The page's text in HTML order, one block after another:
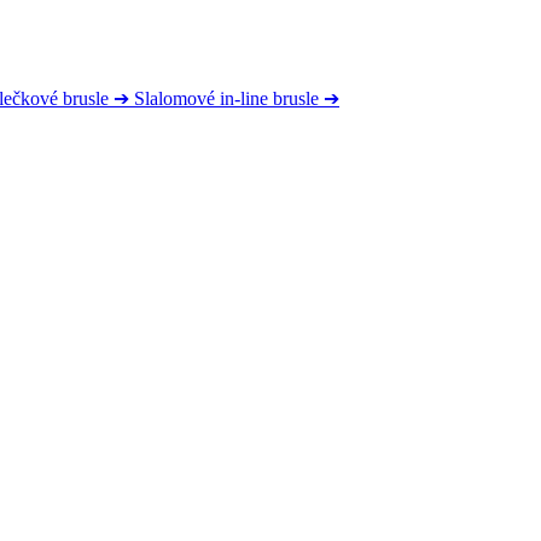
brusle ➔ Slalomové in-line brusle ➔